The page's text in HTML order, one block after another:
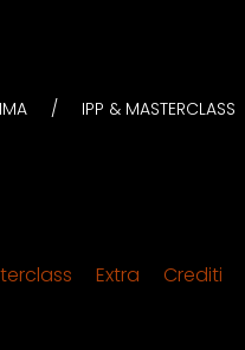
IPP & MASTERCLASS
Extra Crediti